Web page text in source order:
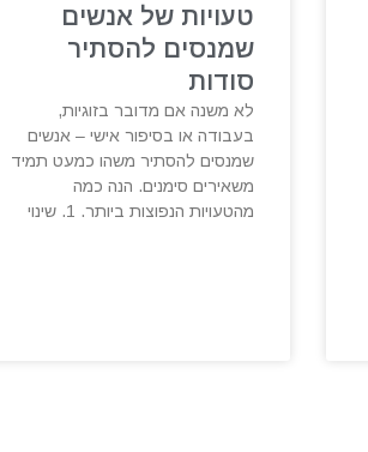
טעויות של אנשים
שמנסים להסתיר
סודות
לא משנה אם מדובר בזוגיות,
בעבודה או בסיפור אישי – אנשים
שמנסים להסתיר משהו כמעט תמיד
משאירים סימנים. הנה כמה
מהטעויות הנפוצות ביותר. 1. שינוי